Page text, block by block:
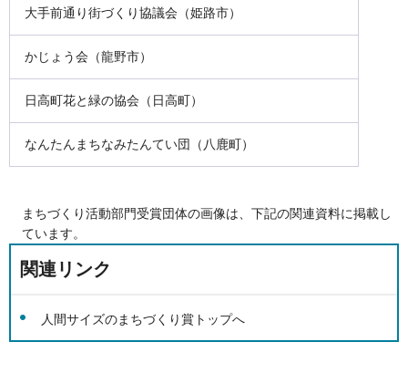
大手前通り街づくり協議会（姫路市）
かじょう会（龍野市）
日高町花と緑の協会（日高町）
なんたんまちなみたんてい団（八鹿町）
まちづくり活動部門受賞団体の画像は、下記の関連資料に掲載し
ています。
関連リンク
人間サイズのまちづくり賞トップへ